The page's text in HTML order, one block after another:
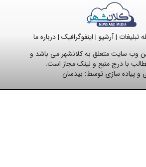
تبلیغات |آرشیو | اینفوگرافیک |درباره ما
وب سایت متعلق به کلانشهر می باشد و
با درج منبع و لینک مجاز است.
و پیاده سازی توسط: بیدسان